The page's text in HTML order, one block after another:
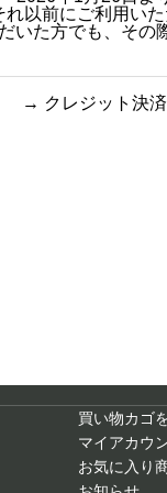
れ以前にご利用い
いた方でも、そ
→ クレジット決
買い物カゴ
マイアカウ
お気に入り